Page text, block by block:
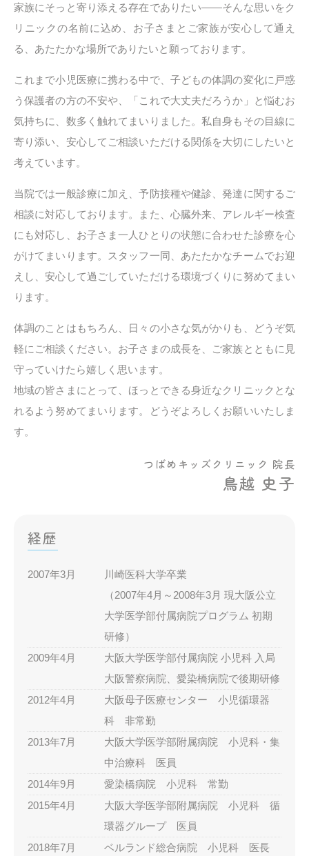
家族にそっと寄り添える存在でありたい——そんな思いをク
リニックの名前に込め、お子さまとご家族が安心して通え
る、あたたかな場所でありたいと願っております。
これまで小児医療に携わる中で、子どもの体調の変化に戸惑
う保護者の方の不安や、「これで大丈夫だろうか」と悩むお
気持ちに、数多く触れてまいりました。私自身もその目線に
寄り添い、安心してご相談いただける関係を大切にしたいと
考えています。
当院では一般診療に加え、予防接種や健診、発達に関するご
相談に対応しております。また、心臓外来、アレルギー検査
にも対応し、お子さま一人ひとりの状態に合わせた診療を心
がけてまいります。スタッフ一同、あたたかなチームでお迎
えし、安心して過ごしていただける環境づくりに努めてまい
ります。
体調のことはもちろん、日々の小さな気がかりも、どうぞ気
軽にご相談ください。お子さまの成長を、ご家族とともに見
守っていけたら嬉しく思います。
地域の皆さまにとって、ほっとできる身近なクリニックとな
れるよう努めてまいります。どうぞよろしくお願いいたしま
す。
つばめキッズクリニック 院長
鳥越 史子
経歴
2007年3月
川崎医科大学卒業
（2007年4月～2008年3月 現大阪公立
大学医学部付属病院プログラム 初期
研修）
2009年4月
大阪大学医学部付属病院 小児科 入局
大阪警察病院、愛染橋病院で後期研修
2012年4月
大阪母子医療センター 小児循環器
科 非常勤
2013年7月
大阪大学医学部附属病院 小児科・集
中治療科 医員
2014年9月
愛染橋病院 小児科 常勤
2015年4月
大阪大学医学部附属病院 小児科 循
環器グループ 医員
2018年7月
ベルランド総合病院 小児科 医長